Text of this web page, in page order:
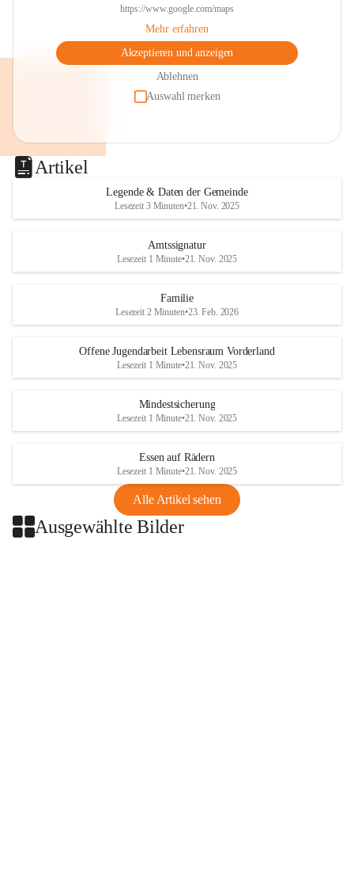
https://www.google.com/maps
Mehr erfahren
Akzeptieren und anzeigen
Ablehnen
Auswahl merken
Artikel
Legende & Daten der Gemeinde
Lesezeit 3 Minuten•21. Nov. 2025
Amtssignatur
Lesezeit 1 Minute•21. Nov. 2025
Familie
Lesezeit 2 Minuten•23. Feb. 2026
Offene Jugendarbeit Lebensraum Vorderland
Lesezeit 1 Minute•21. Nov. 2025
Mindestsicherung
Lesezeit 1 Minute•21. Nov. 2025
Essen auf Rädern
Lesezeit 1 Minute•21. Nov. 2025
Alle Artikel sehen
Ausgewählte Bilder